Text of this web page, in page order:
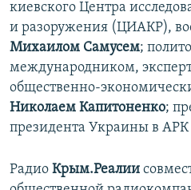
киевского Центра
и разоружения (ЦИАКР),
Михаилом Самусем;
международником,
общественно-
Николаем Капитоненко;
президента Украины в АРК
Радио Крым.Реалии